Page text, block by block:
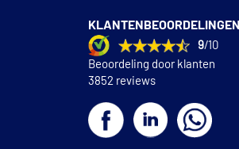
KLANTENBEOORDELINGEN
9/10
Beoordeling door klanten
3852 reviews